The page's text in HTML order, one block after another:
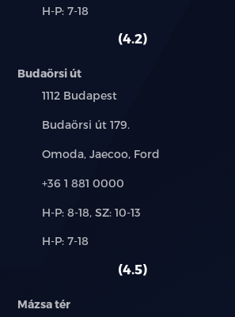
használt
Alkatrész,
H-P: 7-18
4.2
Budaörsi út
Település:
1112 Budapest
Cím:
Budaörsi út 179.
Márkák:
Omoda, Jaecoo, Ford
Telefon:
+36 1 881 0000
Új-
használt
H-P: 8-18, SZ: 10-13
Alkatrész,
H-P: 7-18
4.5
Mázsa tér